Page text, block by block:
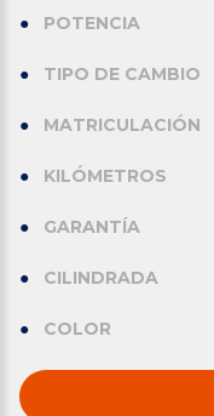
POTENCIA
TIPO DE CAMBIO
MATRICULACIÓN
KILÓMETROS
GARANTÍA
CILINDRADA
COLOR